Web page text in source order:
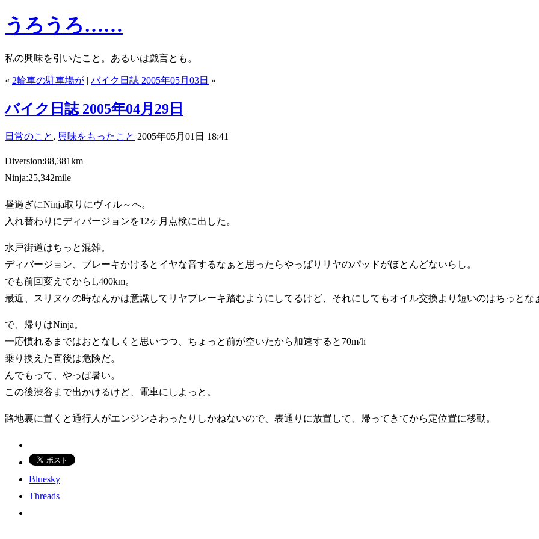
うろうろ……
私の興味を引いたこと。あるいは戯言とも。
« 2輪車の駐車場が | バイク日誌 2005年05月03日 »
バイク日誌 2005年04月29日
日常のこと , 興味をもったこと 2005年05月01日 18:41
Diversion:88,381km
Ninja:25,342mile
昼過ぎにNinja取りにヴィル～へ。
入れ替わりにディバージョンを12ヶ月点検に出した。
水戸街道はちっと混雑。
ディバージョン、ブレーキかけるとイヤな音するなぁと思ったらやっぱりリヤのパッドがほとんどないらし。
でも前回変えてから1,400km。
最近、スリヌケの時なんかは意識してリヤブレーキ踏むようにしてるけど、それにしてもオイル交換より短いのはちっとな
で、帰りはNinja。
一応慣れるまではおとなしくと思いつつ、ちょっと前が空いたから加速すると70m/h
乗り換えた直後は危険だ。
んでもって、やっぱ暑い。
この後渋谷まで出かけるけど、電車にしよっと。
路地裏に置くと通行人がエンジンさわったりしかねないので、表通りに放置して、帰ってきてから定位置に移動。
Bluesky
Threads